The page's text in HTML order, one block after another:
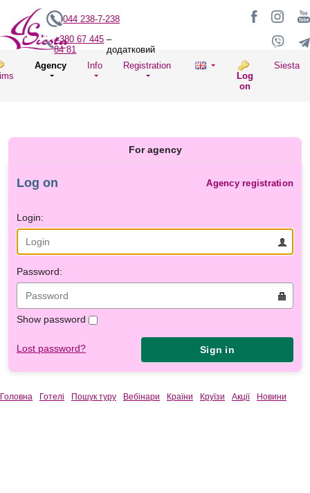
044 238-7-238
+380 67 445
84 81
–
додатковий
Agency Info
Registration
Log
on
Siesta
For agency
Log on Agency registration
Login:
Password:
Show password
Lost password? Sign in
Головна Готелі Пошук туру Вебінари Країни Круїзи Акції Новини